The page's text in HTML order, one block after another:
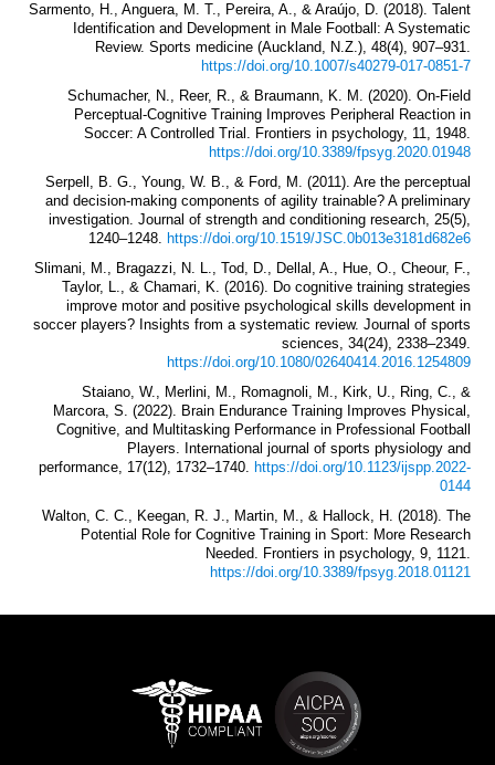
Sarmento, H., Anguera, M. T., Pereira, A., & Araújo, D. (2018). Talent
Identification and Development in Male Football: A Systematic
Review. Sports medicine (Auckland, N.Z.), 48(4), 907–931.
https://doi.org/10.1007/s40279-017-0851-7
Schumacher, N., Reer, R., & Braumann, K. M. (2020). On-Field
Perceptual-Cognitive Training Improves Peripheral Reaction in
Soccer: A Controlled Trial. Frontiers in psychology, 11, 1948.
https://doi.org/10.3389/fpsyg.2020.01948
Serpell, B. G., Young, W. B., & Ford, M. (2011). Are the perceptual
and decision-making components of agility trainable? A preliminary
investigation. Journal of strength and conditioning research, 25(5),
1240–1248. https://doi.org/10.1519/JSC.0b013e3181d682e6
Slimani, M., Bragazzi, N. L., Tod, D., Dellal, A., Hue, O., Cheour, F.,
Taylor, L., & Chamari, K. (2016). Do cognitive training strategies
improve motor and positive psychological skills development in
soccer players? Insights from a systematic review. Journal of sports
sciences, 34(24), 2338–2349.
https://doi.org/10.1080/02640414.2016.1254809
Staiano, W., Merlini, M., Romagnoli, M., Kirk, U., Ring, C., &
Marcora, S. (2022). Brain Endurance Training Improves Physical,
Cognitive, and Multitasking Performance in Professional Football
Players. International journal of sports physiology and
performance, 17(12), 1732–1740. https://doi.org/10.1123/ijspp.2022-
0144
Walton, C. C., Keegan, R. J., Martin, M., & Hallock, H. (2018). The
Potential Role for Cognitive Training in Sport: More Research
Needed. Frontiers in psychology, 9, 1121.
https://doi.org/10.3389/fpsyg.2018.01121